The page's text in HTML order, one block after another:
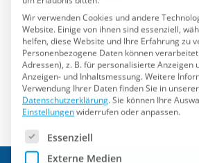
Wir verwenden Cookies und andere
Website. Einige von ihnen sind essenziell,
helfen, diese Website und Ihre Erfahrung zu
Personenbezogene Daten können verarbeitet
Adressen), z. B. für personalisierte Anzeigen
Anzeigen- und Inhaltsmessung.Weitere
Verwendung Ihrer Daten finden Sie in unserer
Datenschutzerklärung. Sie können Ihre
Einstellungenwiderrufen oder anpassen.